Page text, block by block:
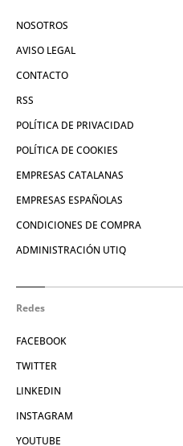
NOSOTROS
AVISO LEGAL
CONTACTO
RSS
POLÍTICA DE PRIVACIDAD
POLÍTICA DE COOKIES
EMPRESAS CATALANAS
EMPRESAS ESPAÑOLAS
CONDICIONES DE COMPRA
ADMINISTRACIÓN UTIQ
Redes
FACEBOOK
TWITTER
LINKEDIN
INSTAGRAM
YOUTUBE